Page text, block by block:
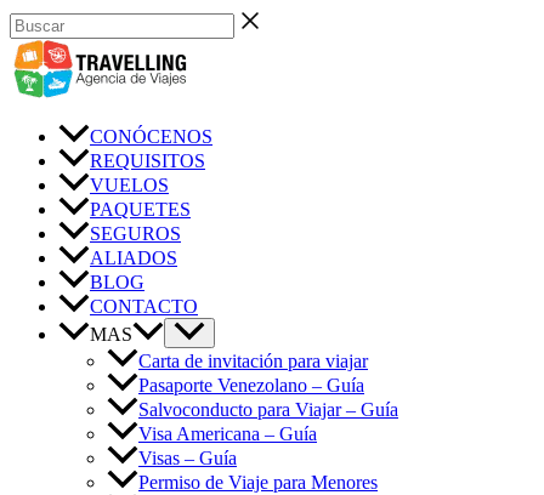
Ir
al
contenido
Buscar
CONÓCENOS
REQUISITOS
VUELOS
PAQUETES
SEGUROS
ALIADOS
BLOG
CONTACTO
MAS
Carta de invitación para viajar
Pasaporte Venezolano – Guía
Salvoconducto para Viajar – Guía
Visa Americana – Guía
Visas – Guía
Permiso de Viaje para Menores